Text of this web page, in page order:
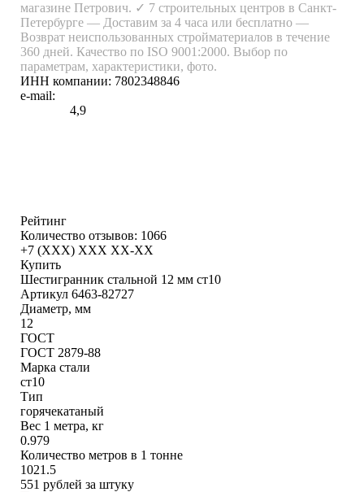
магазине Петрович. ✓ 7 строительных центров в Санкт-
Петербурге — Доставим за 4 часа или бесплатно —
Возврат неиспользованных стройматериалов в течение
360 дней. Качество по ISO 9001:2000. Выбор по
параметрам, характеристики, фото.
ИНН компании: 7802348846
e-mail:
Рейтинг
4,9
Количество отзывов: 1066
+7 (XXX) ХХХ ХХ-ХХ
Купить
Шестигранник стальной 12 мм ст10
Артикул 6463-82727
Диаметр, мм
12
ГОСТ
ГОСТ 2879-88
Марка стали
ст10
Тип
горячекатаный
Вес 1 метра, кг
0.979
Количество метров в 1 тонне
1021.5
551 рублей за штуку